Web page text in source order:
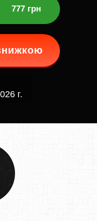
777 грн
г.